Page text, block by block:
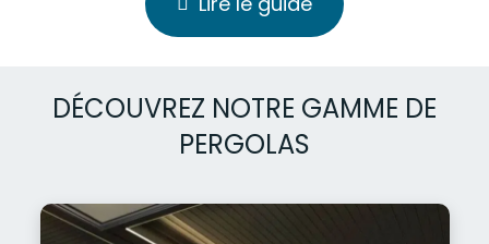
DÉCOUVREZ NOTRE GAMME DE
PERGOLAS